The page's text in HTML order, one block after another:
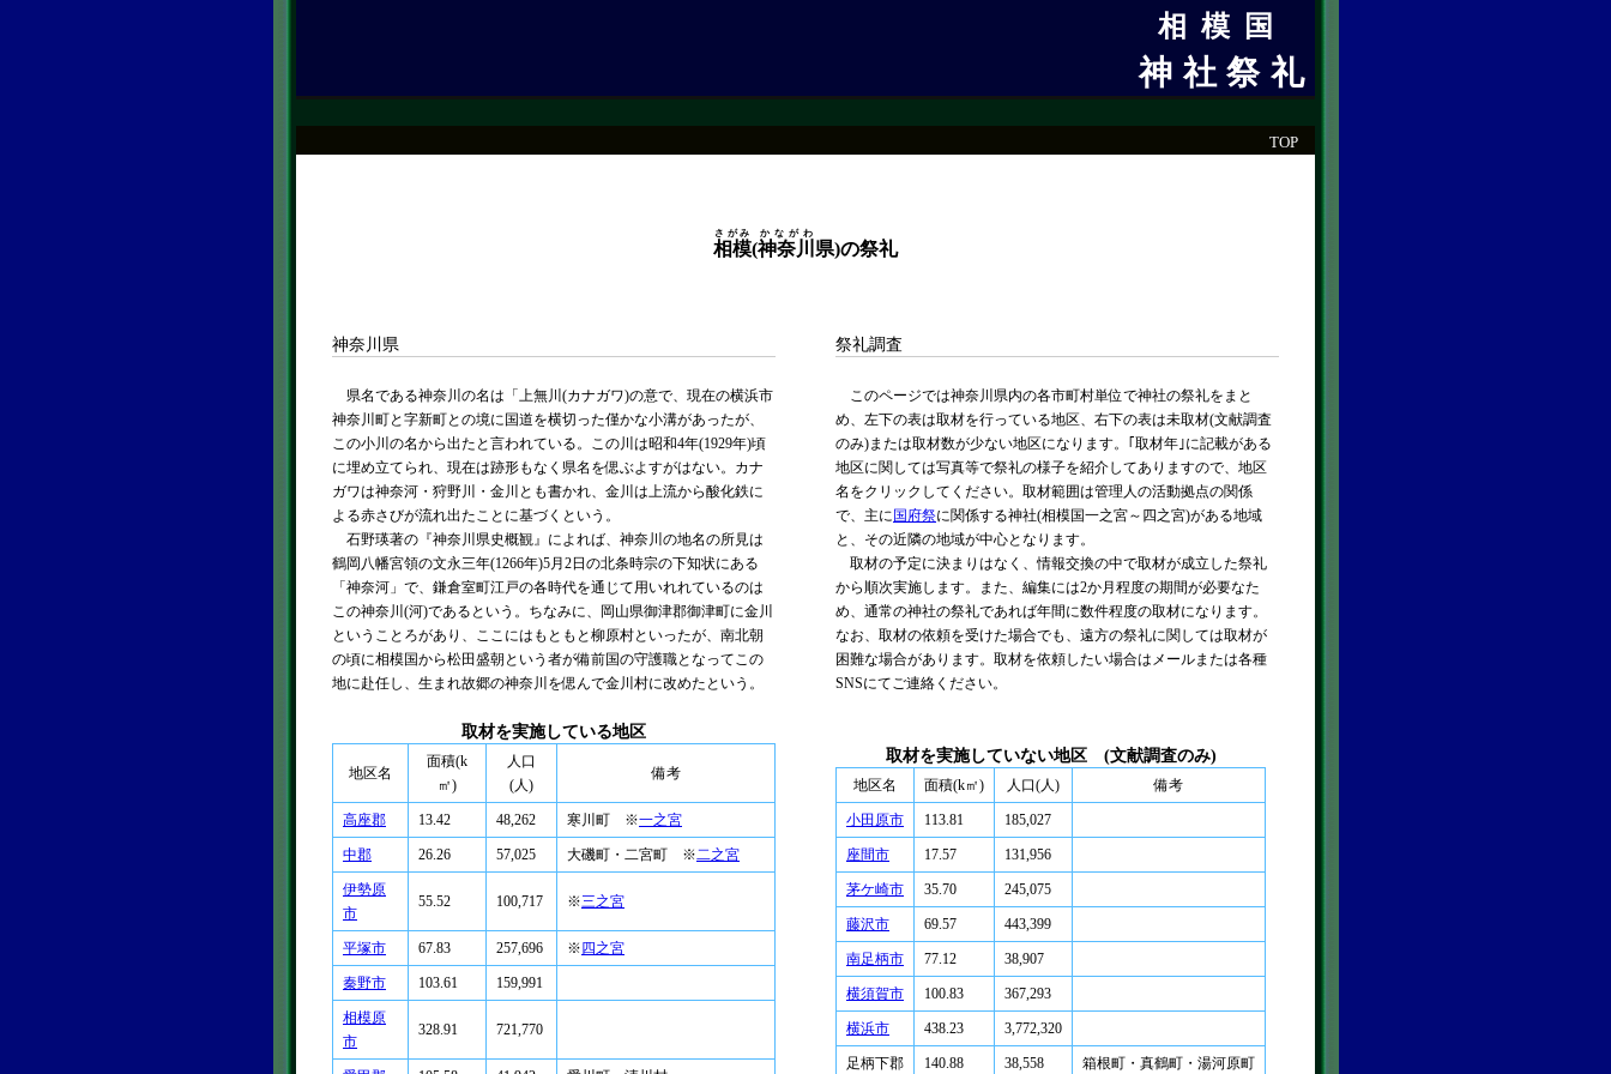
相模国
神社祭礼
TOP
相模
さがみ
(神奈川
かながわ
県)の祭礼
神奈川県
県名である神奈川の名は「上無川(カナガワ)の意で、現在の横浜市
神奈川町と字新町との境に国道を横切った僅かな小溝があったが、
この小川の名から出たと言われている。この川は昭和4年(1929年)頃
に埋め立てられ、現在は跡形もなく県名を偲ぶよすがはない。カナ
ガワは神奈河・狩野川・金川とも書かれ、金川は上流から酸化鉄に
よる赤さびが流れ出たことに基づくという。
石野瑛著の『神奈川県史概観』によれば、神奈川の地名の所見は
鶴岡八幡宮領の文永三年(1266年)5月2日の北条時宗の下知状にある
「神奈河」で、鎌倉室町江戸の各時代を通じて用いれれているのは
この神奈川(河)であるという。ちなみに、岡山県御津郡御津町に金川
ということろがあり、ここにはもともと柳原村といったが、南北朝
の頃に相模国から松田盛朝という者が備前国の守護職となってこの
地に赴任し、生まれ故郷の神奈川を偲んで金川村に改めたという。
取材を実施している地区
地区名
面積(k
㎡)
人口
(人)
備考
高座郡 13.42 48,262 寒川町 ※一之宮
中郡 26.26 57,025 大磯町・二宮町 ※二之宮
伊勢原
市
55.52 100,717 ※三之宮
平塚市 67.83 257,696 ※ 四之宮
秦野市 103.61 159,991
相模原
市
328.91 721,770
祭礼調査
このページでは神奈川県内の各市町村単位で神社の祭礼をまと
め、左下の表は取材を行っている地区、右下の表は未取材(文献調査
のみ)または取材数が少ない地区になります。｢取材年｣に記載がある
地区に関しては写真等で祭礼の様子を紹介してありますので、地区
名をクリックしてください。取材範囲は管理人の活動拠点の関係
で、主に 国府祭に関係する神社(相模国一之宮～四之宮)がある地域
と、その近隣の地域が中心となります。
取材の予定に決まりはなく、情報交換の中で取材が成立した祭礼
から順次実施します。また、編集には2か月程度の期間が必要なた
め、通常の神社の祭礼であれば年間に数件程度の取材になります。
なお、取材の依頼を受けた場合でも、遠方の祭礼に関しては取材が
困難な場合があります。取材を依頼したい場合はメールまたは各種
SNSにてご連絡ください。
取材を実施していない地区 (文献調査のみ)
地区名 面積(k㎡) 人口(人) 備考
小田原市 113.81 185,027
座間市 17.57 131,956
茅ケ崎市 35.70 245,075
藤沢市 69.57 443,399
南足柄市 77.12 38,907
横須賀市 100.83 367,293
横浜市 438.23 3,772,320
足柄下郡 140.88 38,558 箱根町・真鶴町・湯河原町